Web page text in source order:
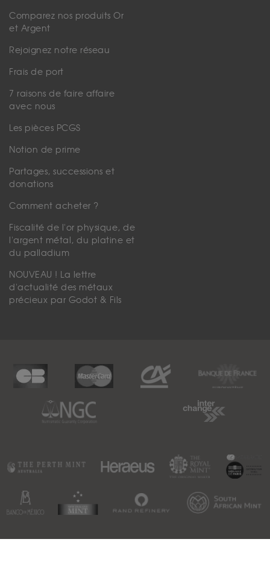
Comparez nos produits Or
et Argent
Rejoignez notre réseau
Frais de port
7 raisons de faire affaire
avec nous
Les pièces PCGS
Notion de prime
Partages, successions et
donations
Comment acheter ?
Fiscalité de l'or physique, de
l'argent métal, du platine et
du palladium
NOUVEAU ! La lettre
d'actualité des métaux
précieux par Godot & Fils